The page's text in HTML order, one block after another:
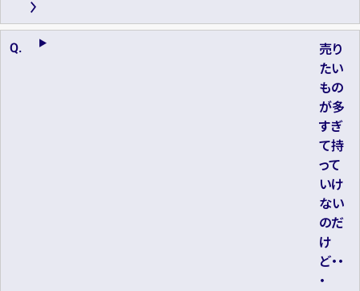
売り
たい
もの
が多
すぎ
て持
って
いけ
ない
のだ
け
ど・・
・